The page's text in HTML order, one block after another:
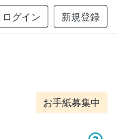
ログイン 新規登録
お手紙募集中